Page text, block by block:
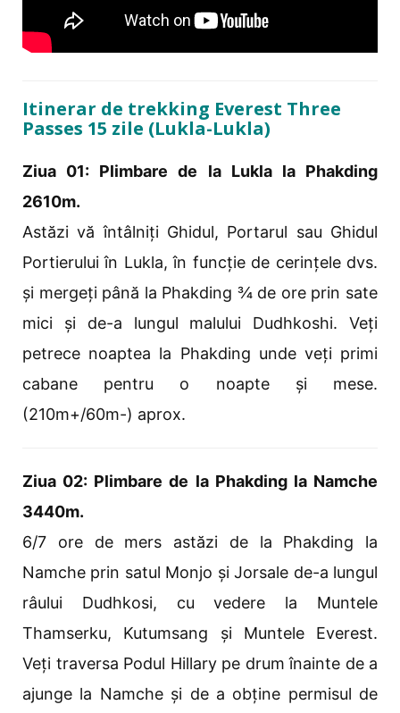
Itinerar de trekking Everest Three
Passes 15 zile (Lukla-Lukla)
Ziua 01: Plimbare de la Lukla la Phakding
2610m.
Astăzi vă întâlniți Ghidul, Portarul sau Ghidul
Portierului în Lukla, în funcție de cerințele dvs.
și mergeți până la Phakding ¾ de ore prin sate
mici și de-a lungul malului Dudhkoshi. Veți
petrece noaptea la Phakding unde veți primi
cabane pentru o noapte și mese.
(210m+/60m-) aprox.
Ziua 02: Plimbare de la Phakding la Namche
3440m.
6/7 ore de mers astăzi de la Phakding la
Namche prin satul Monjo și Jorsale de-a lungul
râului Dudhkosi, cu vedere la Muntele
Thamserku, Kutumsang și Muntele Everest.
Veți traversa Podul Hillary pe drum înainte de a
ajunge la Namche și de a obține permisul de